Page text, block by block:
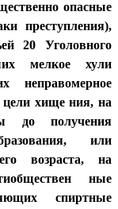
опасные
преступления),
20 Уголовного
мелкое хули
неправомерное
цели хище ния, на
до получения
или
возраста, на
ные
спиртные